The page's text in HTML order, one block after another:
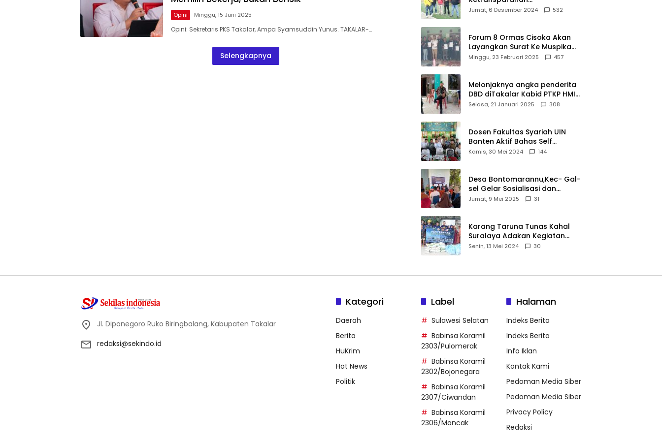
Opini Minggu, 15 Juni 2025
Opini: Sekretaris PKS Takalar, Ampa Syamsuddin Yunus. TAKALAR-…
Selengkapnya
Maros
agar Tepat
Aspirasi
Pembangunan Gedung
Jumat, 6 Desember 2024 532
Forum 8 Ormas Cisoka Akan
Layangkan Surat Ke Muspika
Atas Adanya Kantor Matel di
Minggu, 23 Februari 2025 457
Melonjaknya angka penderita
DBD diTakalar Kabid PTKP HMI
Cab.Takalar angkat bicara
Selasa, 21 Januari 2025 308
Dosen Fakultas Syariah UIN
Banten Aktif Bahas Self
Declare Halal dalam Forum
Kamis, 30 Mei 2024 144
Desa Bontomarannu,Kec- Gal-
sel Gelar Sosialisasi dan
Bimtek Pemutakhiran Data ID
Jumat, 9 Mei 2025 31
Karang Taruna Tunas Kahal
Suralaya Adakan Kegiatan
Bansos Terhadap Kaum
Senin, 13 Mei 2024 30
Jl. Diponegoro Ruko Biringbalang, Kabupaten Takalar
redaksi@sekindo.id
Kategori
Daerah
Berita
HuKrim
Hot News
Politik
Label
Sulawesi Selatan
Babinsa Koramil
2303/Pulomerak
Babinsa Koramil
2302/Bojonegara
Babinsa Koramil
2307/Ciwandan
Babinsa Koramil
2306/Mancak
Halaman
Indeks Berita
Indeks Berita
Info Iklan
Kontak Kami
Pedoman Media Siber
Pedoman Media Siber
Privacy Policy
Redaksi